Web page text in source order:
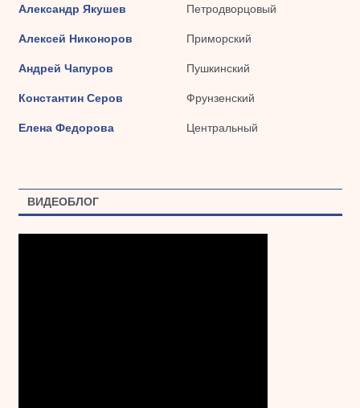
Александр Якушев Петродворцовый
Алексей Никоноров Приморский
Андрей Чапуров Пушкинский
Константин Серов Фрунзенский
Елена Федорова Центральный
ВИДЕОБЛОГ